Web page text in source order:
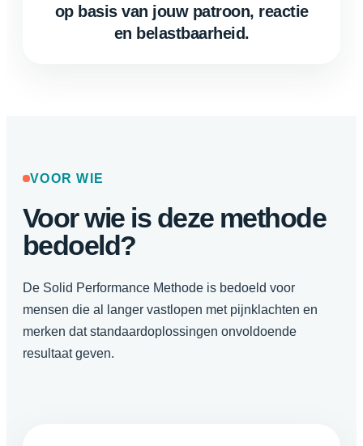
op basis van jouw patroon, reactie
en belastbaarheid.
VOOR WIE
Voor wie is deze methode
bedoeld?
De Solid Performance Methode is bedoeld voor
mensen die al langer vastlopen met pijnklachten en
merken dat standaardoplossingen onvoldoende
resultaat geven.